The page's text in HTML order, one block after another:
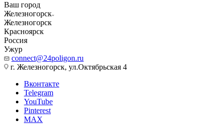
Ваш город
Железногорск
Железногорск
Красноярск
Россия
Ужур
connect@24poligon.ru
г. Железногорск, ул.Октябрьская 4
Вконтакте
Telegram
YouTube
Pinterest
MAX